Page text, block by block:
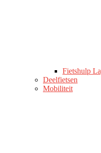
Fietshulp
Deelfietsen
Mobiliteit